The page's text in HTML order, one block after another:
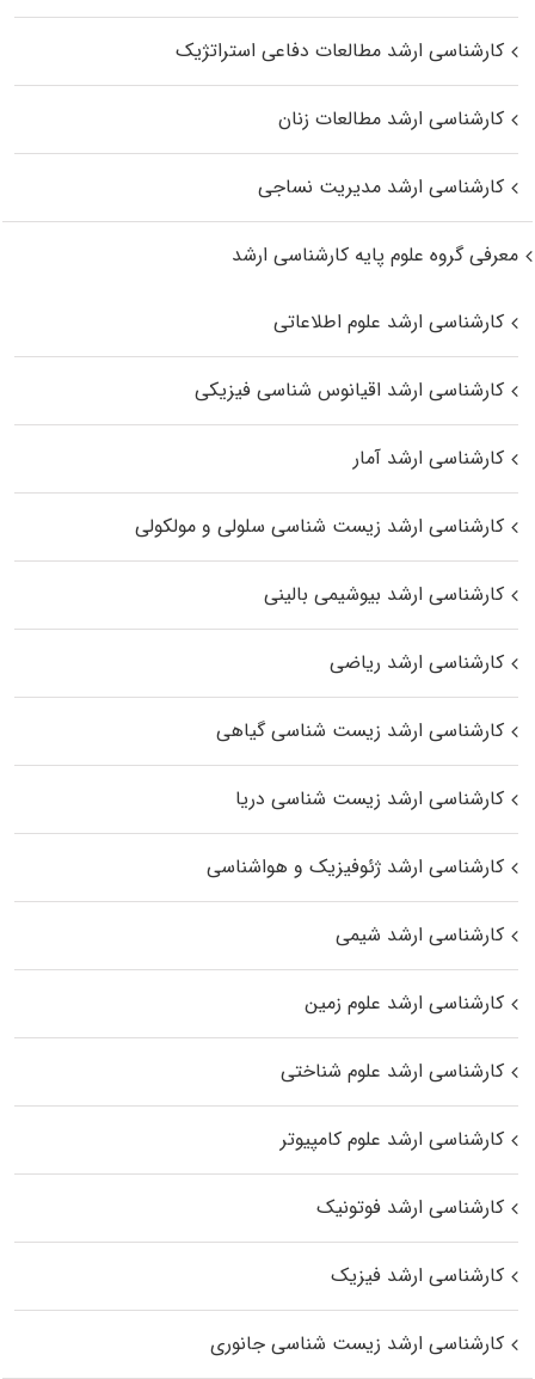
کارشناسی ارشد مطالعات دفاعی استراتژیک
کارشناسی ارشد مطالعات زنان
کارشناسی ارشد مدیریت نساجی
معرفی گروه علوم پایه کارشناسی ارشد
کارشناسی ارشد علوم اطلاعاتی
کارشناسی ارشد اقیانوس‌ شناسی فیزیکی
کارشناسی ارشد آمار
کارشناسی ارشد زیست شناسی سلولی و مولکولی
کارشناسی ارشد بیوشیمی بالینی
کارشناسی ارشد ریاضی
کارشناسی ارشد زیست‌ شناسی گیاهی
کارشناسی ارشد زیست‌ شناسی دریا
کارشناسی ارشد ژئوفیزیک و هواشناسی
کارشناسی ارشد شیمی
کارشناسی ارشد علوم زمین
کارشناسی ارشد علوم شناختی
کارشناسی ارشد علوم کامپیوتر
کارشناسی ارشد فوتونیک
کارشناسی ارشد فیزیک
کارشناسی ارشد زیست‌ شناسی جانوری